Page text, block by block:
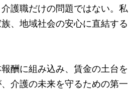
護職だけの問題ではない。私
、地域社会の安心に直結する
酬に組み込み、賃金の土台を
介護の未来を守るための第一